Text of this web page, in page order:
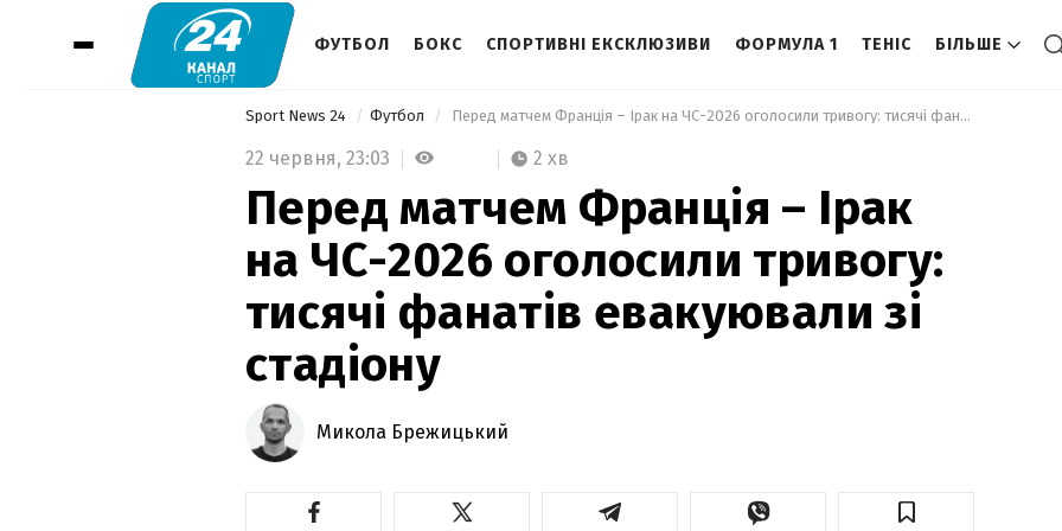
ФУТБОЛ БОКС СПОРТИВНІ ЕКСКЛЮЗИВИ ФОРМУЛА 1 ТЕНІС БІЛЬШЕ
Sport News 24 Футбол Перед матчем Франція – Ірак на ЧС-2026 оголосили тривогу: тисячі фанатів евакуювали зі стадіону
22 червня, 23:03 2 хв
Перед матчем Франція – Ірак
на ЧС-2026 оголосили тривогу:
тисячі фанатів евакуювали зі
стадіону
Микола Брежицький